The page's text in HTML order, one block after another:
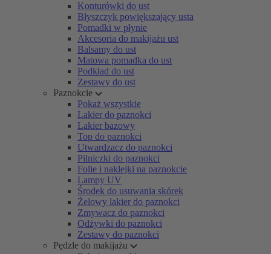
Konturówki do ust
Błyszczyk powiększający usta
Pomadki w płynie
Akcesoria do makijażu ust
Balsamy do ust
Matowa pomadka do ust
Podkład do ust
Zestawy do ust
Paznokcie
Pokaż wszystkie
Lakier do paznokci
Lakier bazowy
Top do paznokci
Utwardzacz do paznokci
Pilniczki do paznokci
Folie i naklejki na paznokcie
Lampy UV
Środek do usuwania skórek
Żelowy lakier do paznokci
Zmywacz do paznokci
Odżywki do paznokci
Zestawy do paznokci
Pędzle do makijażu